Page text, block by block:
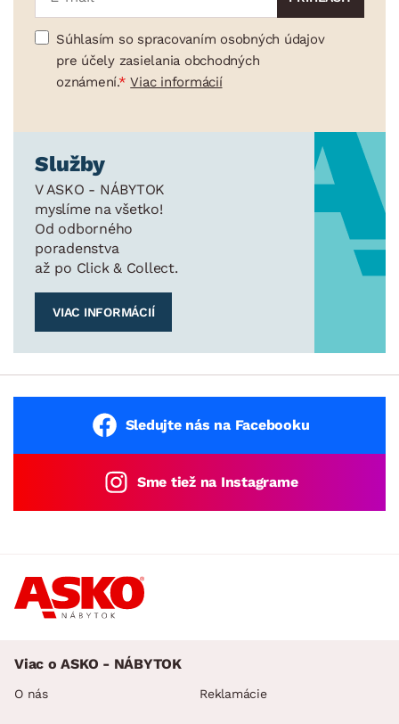
Súhlasím so spracovaním osobných údajov
pre účely zasielania obchodných
oznámení.
Viac informácií
Služby
V ASKO - NÁBYTOK
myslíme na všetko!
Od odborného
poradenstva
až po Click & Collect.
VIAC INFORMÁCIÍ
Sledujte nás na Facebooku
Sme tiež na Instagrame
Viac o ASKO - NÁBYTOK
O nás Reklamácie